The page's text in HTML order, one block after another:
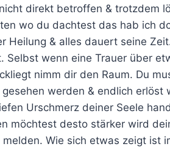
direkt betroffen & trotzdem
wo du dachtest das hab ich
Heilung & alles dauert seine
wenn eine Trauer über
nimm dir den Raum. Du
werden & endlich erlöst
Urschmerz deiner Seele
möchtest desto stärker wird
Wie sich etwas zeigt ist